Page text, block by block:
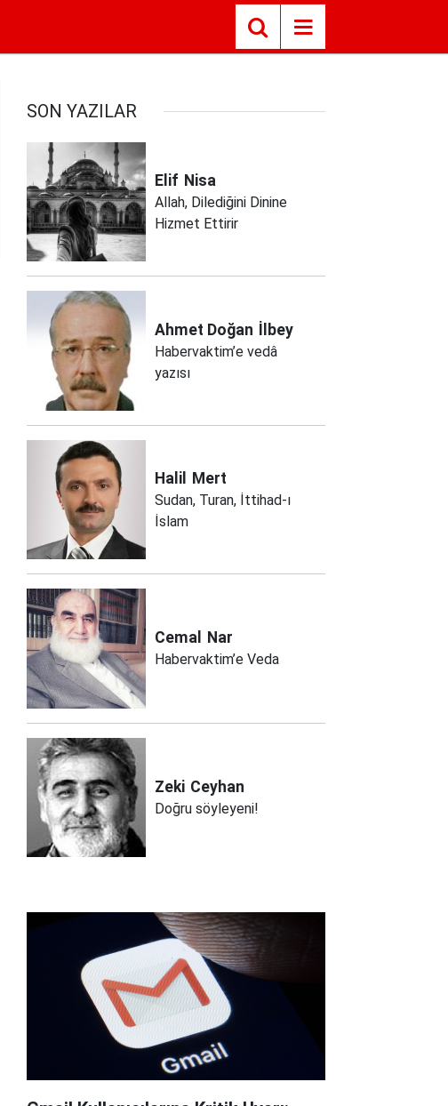
SON YAZILAR
Elif Nisa
Allah, Dilediğini Dinine
Hizmet Ettirir
Ahmet Doğan İlbey
Habervaktim’e vedâ
yazısı
Halil Mert
Sudan, Turan, İttihad-ı
İslam
Cemal Nar
Habervaktim’e Veda
Zeki Ceyhan
Doğru söyleyeni!